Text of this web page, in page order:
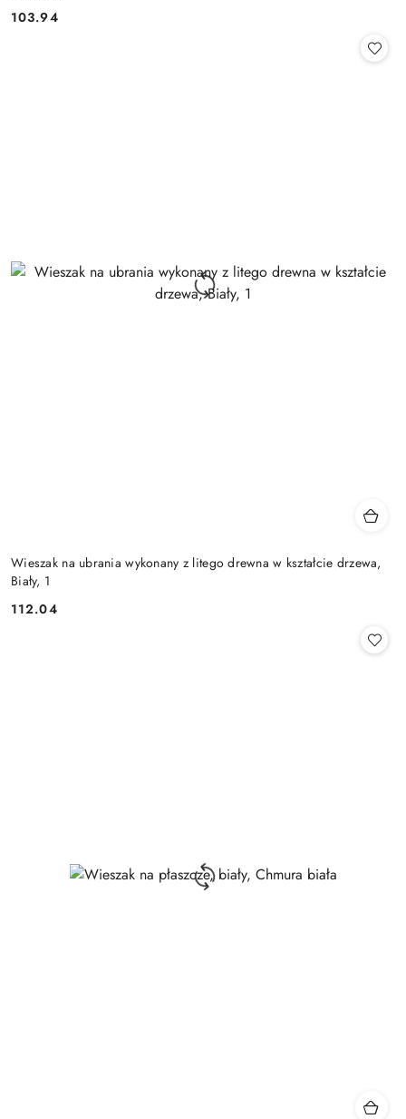
Cena:
103.94
Wieszak na ubrania wykonany z litego drewna w kształcie drzewa,
Biały, 1
Cena:
112.04